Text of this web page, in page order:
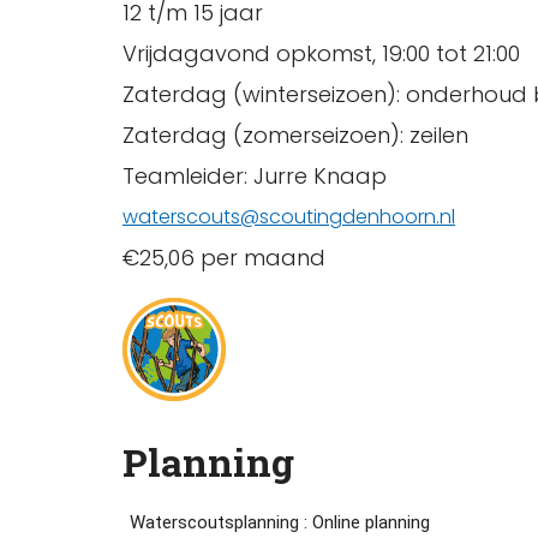
12 t/m 15 jaar
Vrijdagavond opkomst, 19:00 tot 21:00
Zaterdag (winterseizoen): onderhoud
Zaterdag (zomerseizoen): zeilen
Teamleider: Jurre Knaap
waterscouts@scoutingdenhoorn.nl
€25,06 per maand
Planning